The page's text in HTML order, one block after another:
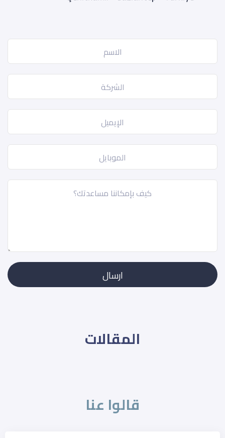
المقالات
قالوا عنا